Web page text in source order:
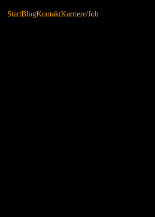
StartBlogKontaktKarriere/Job